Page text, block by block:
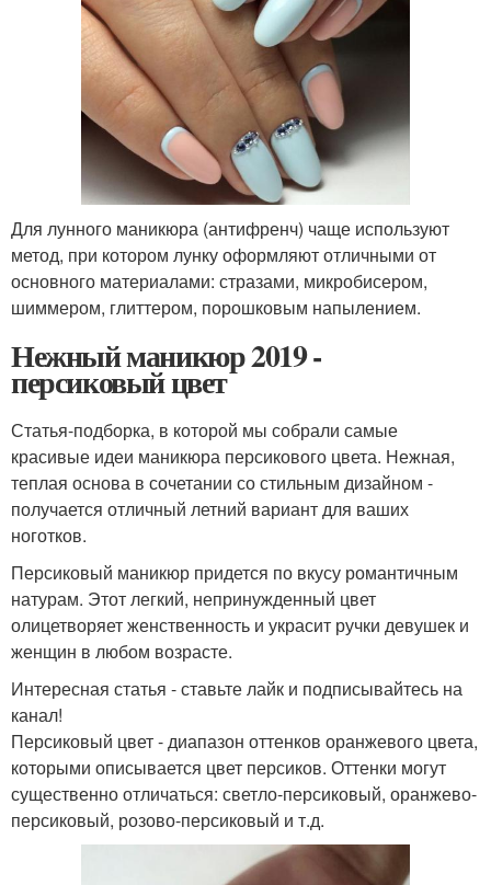
Для лунного маникюра (антифренч) чаще используют
метод, при котором лунку оформляют отличными от
основного материалами: стразами, микробисером,
шиммером, глиттером, порошковым напылением.
Нежный маникюр 2019 -
персиковый цвет
Статья-подборка, в которой мы собрали самые
красивые идеи маникюра персикового цвета. Нежная,
теплая основа в сочетании со стильным дизайном -
получается отличный летний вариант для ваших
ноготков.
Персиковый маникюр придется по вкусу романтичным
натурам. Этот легкий, непринужденный цвет
олицетворяет женственность и украсит ручки девушек и
женщин в любом возрасте.
Интересная статья - ставьте лайк и подписывайтесь на
канал!
Персиковый цвет - диапазон оттенков оранжевого цвета,
которыми описывается цвет персиков. Оттенки могут
существенно отличаться: светло-персиковый, оранжево-
персиковый, розово-персиковый и т.д.